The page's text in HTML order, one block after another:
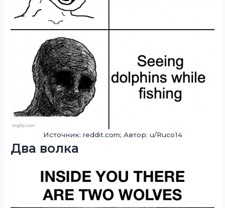
Источник: reddit.com; Автор: u/Ruco14
Два волка